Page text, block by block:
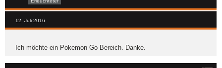
12. Juli 2016
Ich möchte ein Pokemon Go Bereich. Danke.